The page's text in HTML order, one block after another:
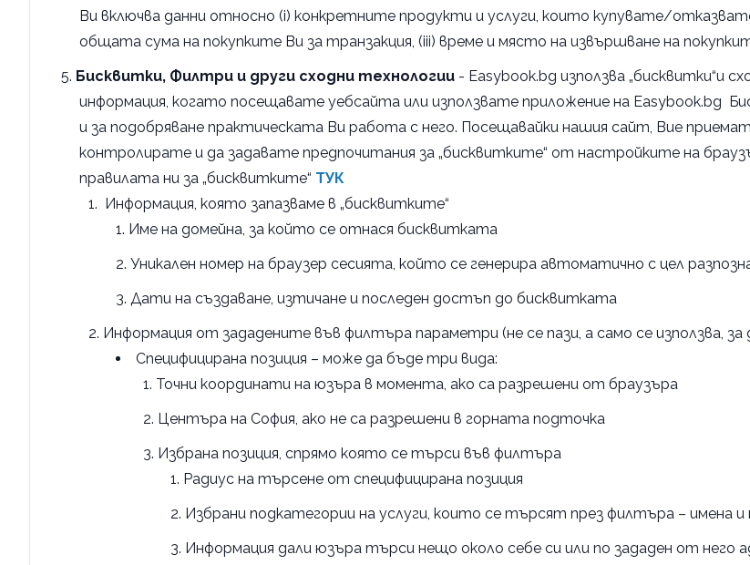
Ви включва данни относно (i) конкретните продукти и услуги, които купувате/
общата сума на покупките Ви за транзакция, (iii) време и място на извършване на
Бисквитки, Филтри и други сходни технологии - Easybook.bg използва „бисквитки“и
информация, когато посещавате уебсайтa или използвате приложение на Easybook.bg
и за подобряване практическата Ви работа с него. Посещавайки нашия сайт, Вие
контролирате и да задавате предпочитания за „бисквитките“ от настройките на
правилата ни за „бисквитките“ ТУК
Информация, която запазваме в „бисквитките“
Име на домейна, за който се отнася бисквитката
Уникален номер на браузер сесията, който се генерира автоматично с цел
Дати на създаване, изтичане и последен достъп до бисквитката
Информация от зададените във филтъра параметри (не се пази, а само се използва,
Специфицирана позиция – може да бъде три вида:
Точни координати на юзъра в момента, ако са разрешени от браузъра
Центъра на София, ако не са разрешени в горната подточка
Избрана позиция, спрямо която се търси във филтъра
Радиус на търсене от специфицирана позиция
Избрани подкатегории на услуги, които се търсят през филтъра – имена
Информация дали юзъра търси нещо около себе си или по зададен от него